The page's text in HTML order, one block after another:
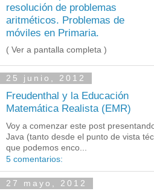
resolución de problemas
aritméticos. Problemas de
móviles en Primaria.
( Ver a pantalla completa )
25 junio, 2012
Freudenthal y la Educación
Matemática Realista (EMR)
Voy a comenzar este post
Java (tanto desde el punto de vista
que podemos enco...
5 comentarios:
27 mayo, 2012